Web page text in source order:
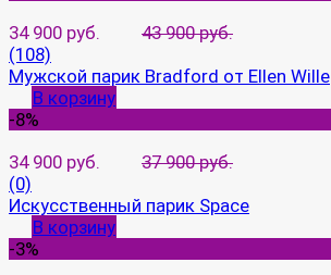
34 900 руб.
43 900 руб.
(108)
Мужской парик Bradford от Ellen Wille
В корзину
-8%
34 900 руб.
37 900 руб.
(0)
Искусственный парик Space
В корзину
-3%